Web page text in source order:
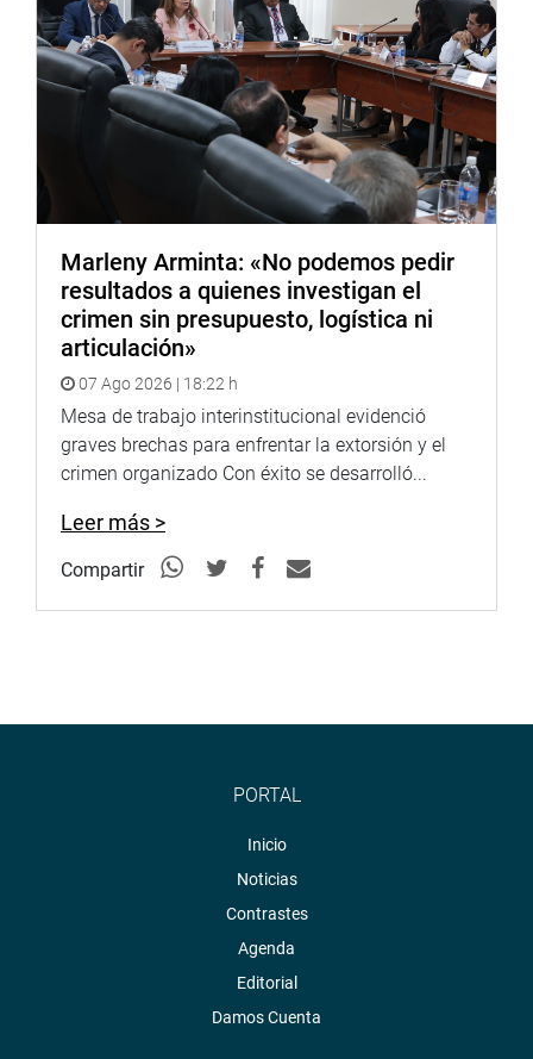
Marleny Arminta: «No podemos pedir
resultados a quienes investigan el
crimen sin presupuesto, logística ni
articulación»
07 Ago 2026 | 18:22 h
Mesa de trabajo interinstitucional evidenció
graves brechas para enfrentar la extorsión y el
crimen organizado Con éxito se desarrolló...
Leer más >
Compartir
PORTAL
Inicio
Noticias
Contrastes
Agenda
Editorial
Damos Cuenta